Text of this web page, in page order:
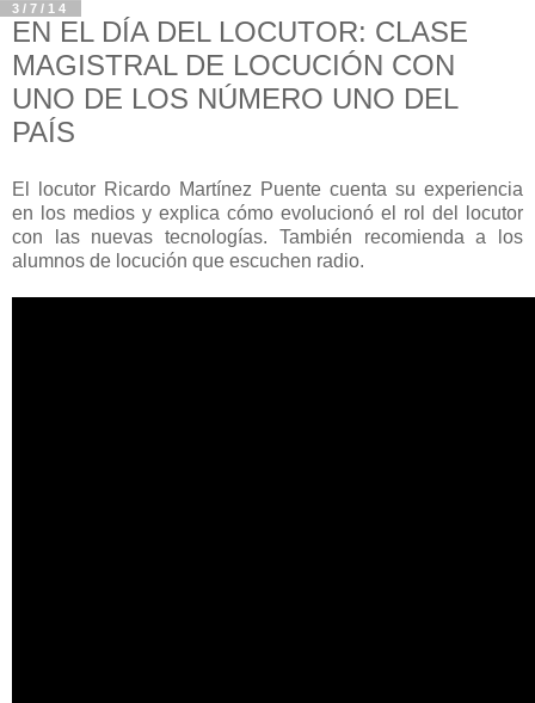
3/7/14
EN EL DÍA DEL LOCUTOR: CLASE
MAGISTRAL DE LOCUCIÓN CON
UNO DE LOS NÚMERO UNO DEL
PAÍS
El locutor Ricardo Martínez Puente cuenta su experiencia
en los medios y explica cómo evolucionó el rol del locutor
con las nuevas tecnologías. También recomienda a los
alumnos de locución que escuchen radio.